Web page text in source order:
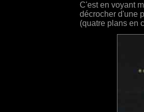
C'est en voyant
décrocher d'une
(quatre plans en